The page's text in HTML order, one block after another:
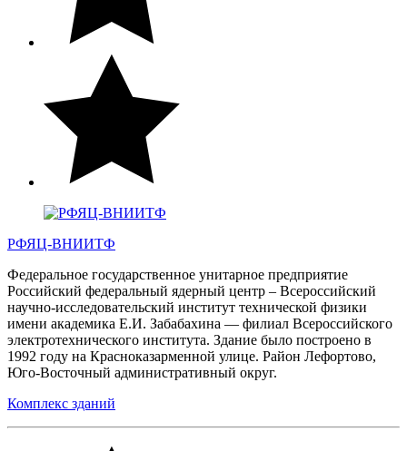
РФЯЦ-ВНИИТФ
Федеральное государственное унитарное предприятие
Российский федеральный ядерный центр – Всероссийский
научно-исследовательский институт технической физики
имени академика Е.И. Забабахина — филиал Всероссийского
электротехнического института. Здание было построено в
1992 году на Красноказарменной улице. Район Лефортово,
Юго-Восточный административный округ.
Комплекс зданий